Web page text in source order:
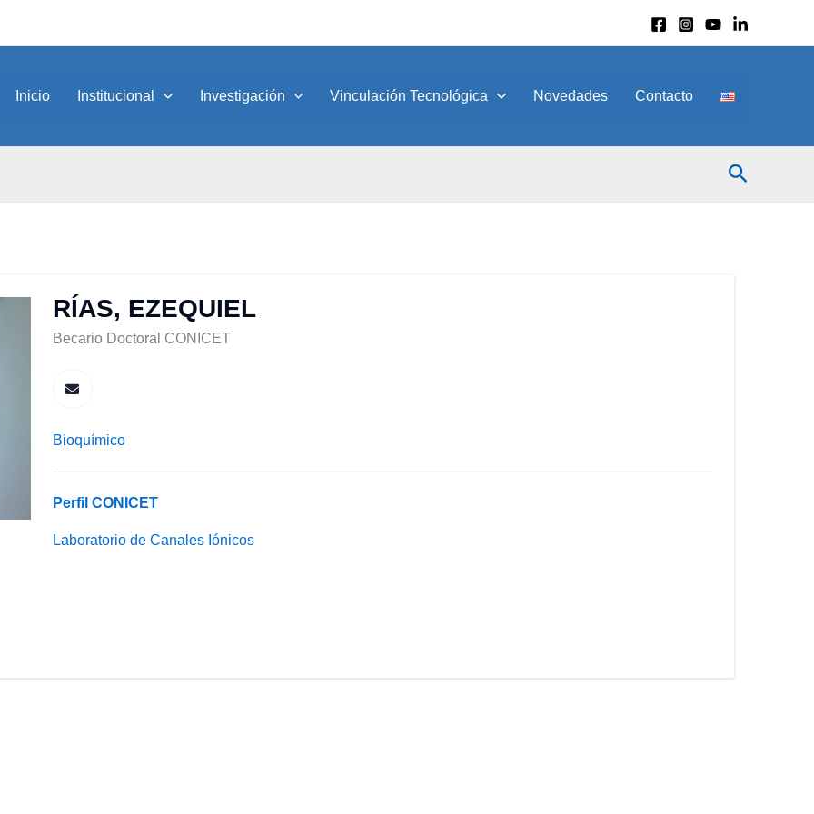
Inicio Institucional Investigación Vinculación Tecnológica Novedades Contacto
Buscar
RÍAS, EZEQUIEL
Becario Doctoral CONICET
Bioquímico
Perfil CONICET
Laboratorio de Canales Iónicos